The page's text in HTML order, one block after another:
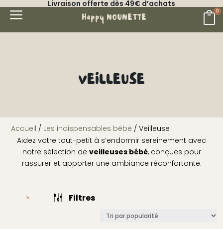
Livraison offerte dès 49€ d’achats
a Happy NOUNETTE 0
VEILLEUSE
Accueil / Les indispensables bébé / Veilleuse
Aidez votre tout-petit à s’endormir sereinement avec
notre sélection de veilleuses bébé, conçues pour
rassurer et apporter une ambiance réconfortante.
M g Filtres